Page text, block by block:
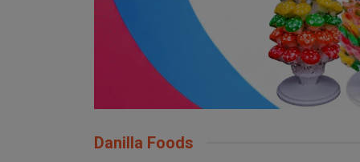
Danilla Foods